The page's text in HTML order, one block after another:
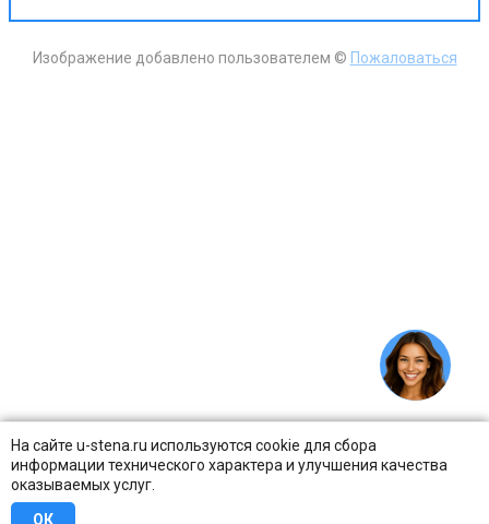
На сайте u-stena.ru используются cookie для сбора
информации технического характера и улучшения качества
оказываемых услуг.
ОК
Изображение добавлено пользователем © Пожаловаться